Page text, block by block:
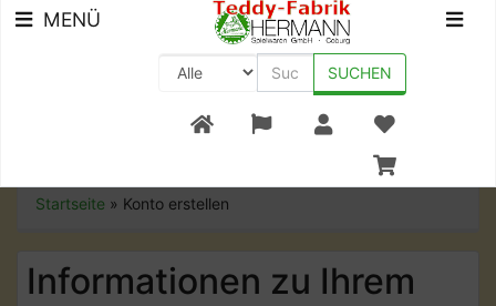
+49 (0) 9561-8590-0
MENÜ
SUCHEN
Startseite » Konto erstellen
Informationen zu Ihrem